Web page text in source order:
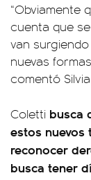
“Obviamente
cuenta que
van
nuevas
comentó
Coletti busca
estos nuevos
reconocer
busca tener